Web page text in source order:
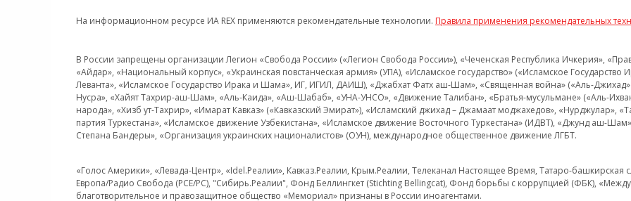
На информационном ресурсе ИА REX применяются рекомендательные технологии. Правила применения рекомендательных
В России запрещены организации Легион «Свобода России» («Легион Свобода России»), «Чеченская Республика Ичкерия»,
«Айдар», «Национальный корпус», «Украинская повстанческая армия» (УПА), «Исламское государство» («Исламское
Леванта», «Исламское Государство Ирака и Шама», ИГ, ИГИЛ, ДАИШ), «Джабхат Фатх аш-Шам», «Священная война» («Аль-Джихад»
Нусра», «Хайят Тахрир-аш-Шам», «Аль-Каида», «Аш-Шабаб», «УНА-УНСО», «Движение Талибан», «Братья-мусульмане» («Аль-
народа», «Хизб ут-Тахрир», «Имарат Кавказ» («Кавказский Эмират»), «Исламский джихад – Джамаат моджахедов», «Нурджулар»,
партия Туркестана», «Исламское движение Узбекистана», «Исламское движение Восточного Туркестана» (ИДВТ), «Джунд аш-
Степана Бандеры», «Организация украинских националистов» (ОУН), международное общественное движение ЛГБТ.
«Голос Америки», «Левада-Центр», «Idel.Реалии», Кавказ.Реалии, Крым.Реалии, Телеканал Настоящее Время, Татаро-
Европа/Радио Свобода (PCE/PC), "Сибирь.Реалии", Фонд Беллингкет (Stichting Bellingcat), Фонд борьбы с коррупцией (ФБК),
благотворительное и правозащитное общество «Мемориал» признаны в России иноагентами.